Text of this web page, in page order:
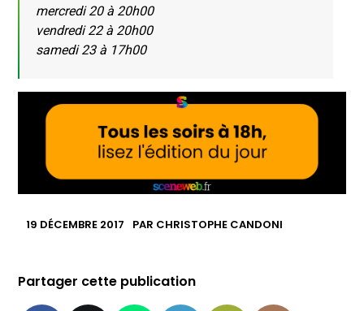
mercredi 20 à 20h00
vendredi 22 à 20h00
samedi 23 à 17h00
19 DÉCEMBRE 2017 PAR CHRISTOPHE CANDONI
Partager cette publication